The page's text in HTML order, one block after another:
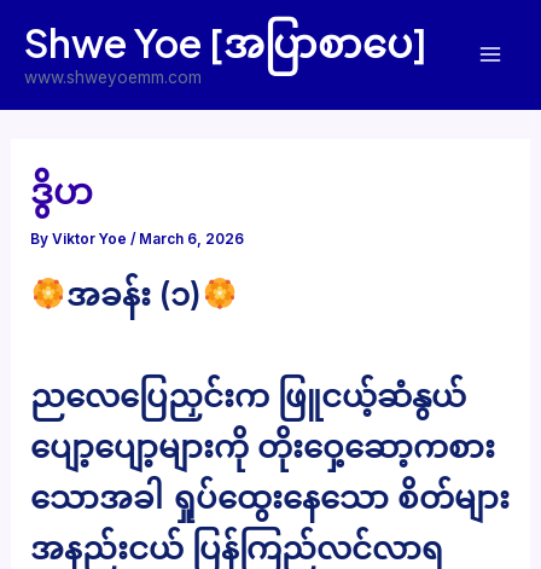
content
Shwe Yoe [အပြာစာပေ]
www.shweyoemm.com
ဒွိဟ
ByViktor Yoe/ March 6, 2026
အခန်း (၁)
ညလေပြေညှင်းက ဖြူငယ့်ဆံနွယ်
ပျော့ပျော့များကို တိုးဝှေ့ဆော့ကစား
သောအခါ ရှုပ်ထွေးနေသော စိတ်များ
အနည်းငယ် ပြန်ကြည်လင်လာရ